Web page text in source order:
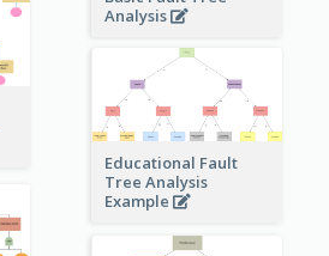
Analysis
Educational Fault
Tree Analysis
Example